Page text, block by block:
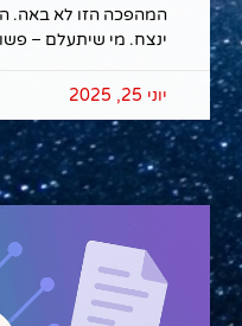
המהפכה הזו לא באה.
ינצח. מי שיתעלם –
יוני 25, 2025